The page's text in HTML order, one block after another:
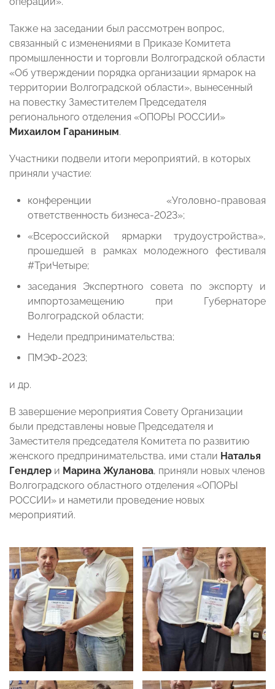
Также на заседании был рассмотрен вопрос,
связанный с изменениями в Приказе Комитета
промышленности и торговли Волгоградской области
«Об утверждении порядка организации ярмарок на
территории Волгоградской области», вынесенный
на повестку Заместителем Председателя
регионального отделения «ОПОРЫ РОССИИ»
Михаилом Гараниным.
Участники подвели итоги мероприятий, в которых
приняли участие:
конференции «Уголовно-правовая
ответственность бизнеса-2023»;
«Всероссийской ярмарки трудоустройства»,
прошедшей в рамках молодежного фестиваля
#ТриЧетыре;
заседания Экспертного совета по экспорту и
импортозамещению при Губернаторе
Волгоградской области;
Недели предпринимательства;
ПМЭФ-2023;
и др.
В завершение мероприятия Совету Организации
были представлены новые Председателя и
Заместителя председателя Комитета по развитию
женского предпринимательства, ими стали Наталья
Гендлер и Марина Жуланова, приняли новых членов
Волгоградского областного отделения «ОПОРЫ
РОССИИ» и наметили проведение новых
мероприятий.